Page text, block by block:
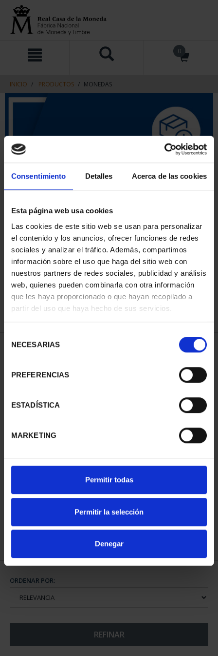
Consentimiento Detalles Acerca de las cookies
Esta página web usa cookies
Las cookies de este sitio web se usan para personalizar
el contenido y los anuncios, ofrecer funciones de redes
sociales y analizar el tráfico. Además, compartimos
información sobre el uso que haga del sitio web con
nuestros partners de redes sociales, publicidad y análisis
web, quienes pueden combinarla con otra información
que les haya proporcionado o que hayan recopilado a
partir del uso que haya hecho de sus servicios.
NECESARIAS
PREFERENCIAS
ESTADÍSTICA
MARKETING
Permitir todas
Permitir la selección
Denegar
contenido
navegacin
0
INICIO PRODUCTOS MONEDAS
ORDENAR POR:
REFINAR
1 Productos encontrados
PROCLAMACIÓN FELIPE
610,00 €
ORDENAR POR:
REFINAR